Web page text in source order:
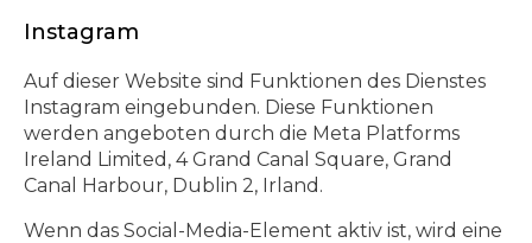
Instagram
Auf dieser Website sind Funktionen des Dienstes
Instagram eingebunden. Diese Funktionen
werden angeboten durch die Meta Platforms
Ireland Limited, 4 Grand Canal Square, Grand
Canal Harbour, Dublin 2, Irland.
Wenn das Social-Media-Element aktiv ist, wird eine